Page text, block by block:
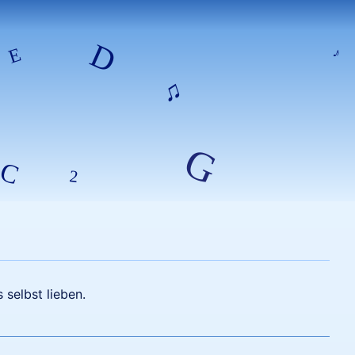
selbst lieben.